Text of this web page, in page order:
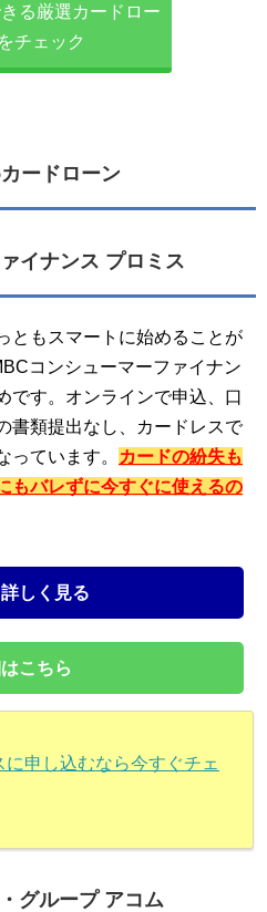
る厳選カードロー
チェック
ードローン
イナンス プロミス
ともスマートに始めることが
コンシューマーファイナン
です。オンラインで申込、口
書類提出なし、カードレスで
っています。
カードの紛失も
もバレずに今すぐに使えるの
しく見る
こちら
申し込むなら今すぐチェ
グループ アコム